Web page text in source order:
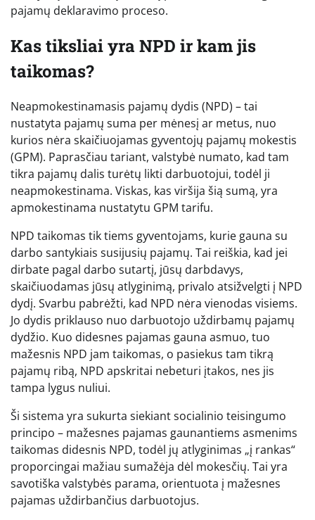
pajamų deklaravimo proceso.
Kas tiksliai yra NPD ir kam jis
taikomas?
Neapmokestinamasis pajamų dydis (NPD) – tai
nustatyta pajamų suma per mėnesį ar metus, nuo
kurios nėra skaičiuojamas gyventojų pajamų mokestis
(GPM). Paprasčiau tariant, valstybė numato, kad tam
tikra pajamų dalis turėtų likti darbuotojui, todėl ji
neapmokestinama. Viskas, kas viršija šią sumą, yra
apmokestinama nustatytu GPM tarifu.
NPD taikomas tik tiems gyventojams, kurie gauna su
darbo santykiais susijusių pajamų. Tai reiškia, kad jei
dirbate pagal darbo sutartį, jūsų darbdavys,
skaičiuodamas jūsų atlyginimą, privalo atsižvelgti į NPD
dydį. Svarbu pabrėžti, kad NPD nėra vienodas visiems.
Jo dydis priklauso nuo darbuotojo uždirbamų pajamų
dydžio. Kuo didesnes pajamas gauna asmuo, tuo
mažesnis NPD jam taikomas, o pasiekus tam tikrą
pajamų ribą, NPD apskritai nebeturi įtakos, nes jis
tampa lygus nuliui.
Ši sistema yra sukurta siekiant socialinio teisingumo
principo – mažesnes pajamas gaunantiems asmenims
taikomas didesnis NPD, todėl jų atlyginimas „į rankas“
proporcingai mažiau sumažėja dėl mokesčių. Tai yra
savotiška valstybės parama, orientuota į mažesnes
pajamas uždirbančius darbuotojus.